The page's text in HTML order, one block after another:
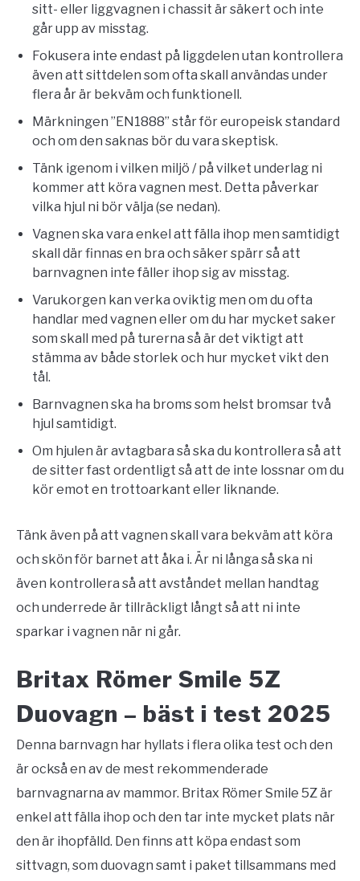
sitt- eller liggvagnen i chassit är säkert och inte
går upp av misstag.
Fokusera inte endast på liggdelen utan kontrollera
även att sittdelen som ofta skall användas under
flera år är bekväm och funktionell.
Märkningen ”EN1888” står för europeisk standard
och om den saknas bör du vara skeptisk.
Tänk igenom i vilken miljö / på vilket underlag ni
kommer att köra vagnen mest. Detta påverkar
vilka hjul ni bör välja (se nedan).
Vagnen ska vara enkel att fälla ihop men samtidigt
skall där finnas en bra och säker spärr så att
barnvagnen inte fäller ihop sig av misstag.
Varukorgen kan verka oviktig men om du ofta
handlar med vagnen eller om du har mycket saker
som skall med på turerna så är det viktigt att
stämma av både storlek och hur mycket vikt den
tål.
Barnvagnen ska ha broms som helst bromsar två
hjul samtidigt.
Om hjulen är avtagbara så ska du kontrollera så att
de sitter fast ordentligt så att de inte lossnar om du
kör emot en trottoarkant eller liknande.
Tänk även på att vagnen skall vara bekväm att köra
och skön för barnet att åka i. Är ni långa så ska ni
även kontrollera så att avståndet mellan handtag
och underrede är tillräckligt långt så att ni inte
sparkar i vagnen när ni går.
Britax Römer Smile 5Z
Duovagn – bäst i test 2025
Denna barnvagn har hyllats i flera olika test och den
är också en av de mest rekommenderade
barnvagnarna av mammor. Britax Römer Smile 5Z är
enkel att fälla ihop och den tar inte mycket plats när
den är ihopfälld. Den finns att köpa endast som
sittvagn, som duovagn samt i paket tillsammans med